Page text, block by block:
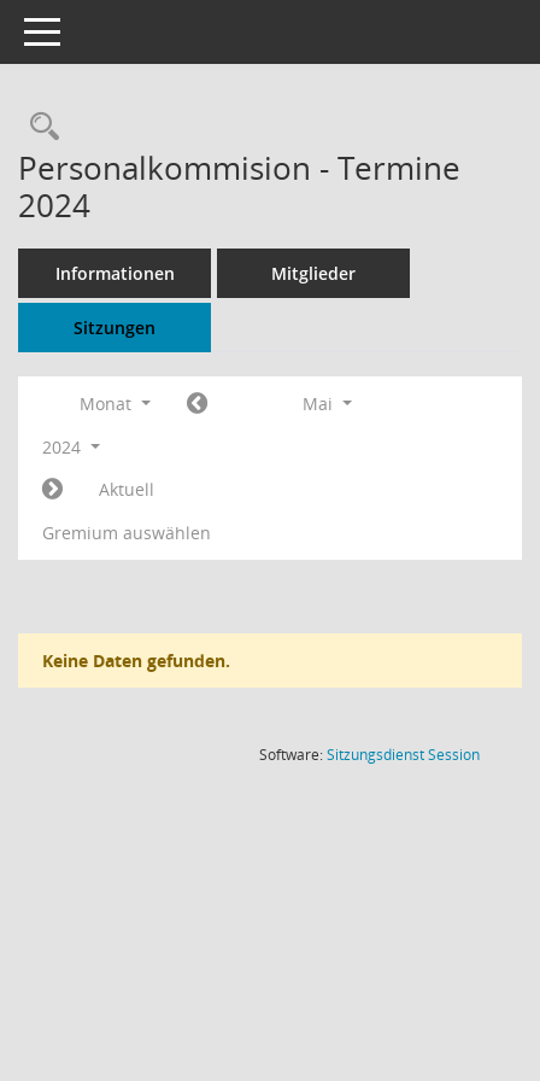
Toggle navigation
Rechercheauswahl
Personalkommision - Termine
2024
Informationen Mitglieder
Sitzungen
Monat
Mai
2024
Aktuell
Gremium auswählen
Keine Daten gefunden.
Software:SitzungsdienstSession(Wird in